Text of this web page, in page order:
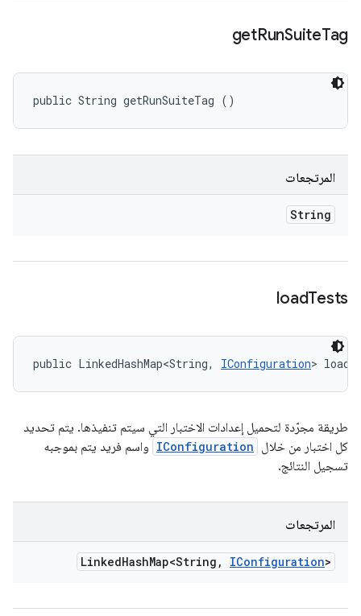
getRunSuiteTag
public String getRunSuiteTag ()
المرتجعات
String
loadTests
public LinkedHashMap<String, IConfiguration>
طريقة مجرّدة لتحميل إعدادات الاختبار التي سيتم تنفيذها. يتم تحديد
كل اختبار من خلال IConfiguration واسم فريد يتم بموجبه
تسجيل النتائج.
المرتجعات
LinkedHashMap<String , IConfiguration>